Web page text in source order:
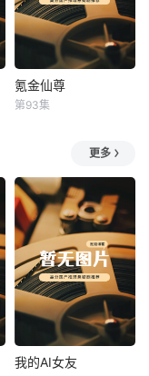
氪金仙尊
氪金仙尊
第93集
更多
热播
我的AI女友